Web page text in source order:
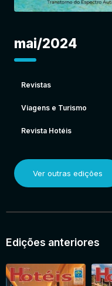
mai/2024
Revistas
Viagens e Turismo
Revista Hotéis
Ver outras edições
Edições anteriores